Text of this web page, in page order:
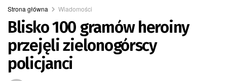
Strona główna Wiadomości
Blisko 100 gramów heroiny
przejęli zielonogórscy
policjanci